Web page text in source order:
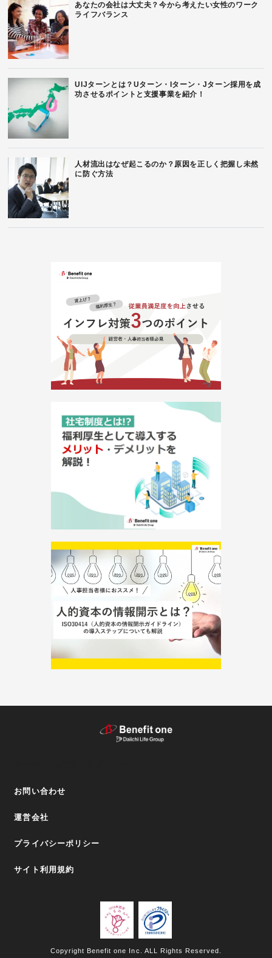
あなたの会社は大丈夫？今から考えたい女性のワーク
ライフバランス
UIJターンとは？Uターン・Iターン・Jターン採用を成
功させるポイントと支援事業を紹介！
人材流出はなぜ起こるのか？原因を正しく把握し未然
に防ぐ方法
お問い合わせ
運営会社
プライバシーポリシー
サイト利用規約
Copyright Benefit one Inc. ALL Rights Reserved.